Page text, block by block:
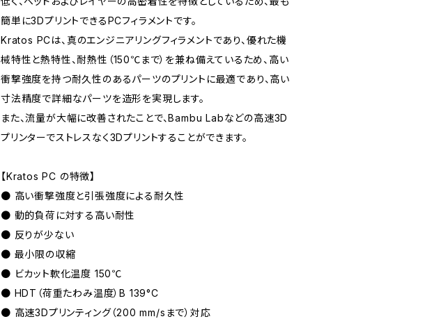
簡単に3DプリントできるPCフィラメントです。
Kratos PCは、真のエンジニアリングフィラメントであり、優れた機
械特性と熱特性、耐熱性（150℃まで）を兼ね備えているため、高い
衝撃強度を持つ耐久性のあるパーツのプリントに最適であり、高い
寸法精度で詳細なパーツを造形を実現します。
また、流量が大幅に改善されたことで、Bambu Labなどの高速3D
プリンターでストレスなく3Dプリントすることができます。
【Kratos PC の特徴】
● 高い衝撃強度と引張強度による耐久性
● 動的負荷に対する高い耐性
● 反りが少ない
● 最小限の収縮
● ビカット軟化温度 150℃
● HDT（荷重たわみ温度）B 139°C
● 高速3Dプリンティング（200 mm/sまで）対応